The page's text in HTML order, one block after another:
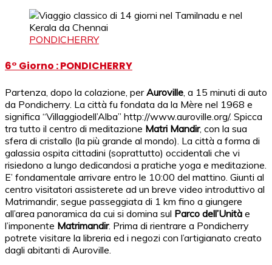
PONDICHERRY
6° Giorno : PONDICHERRY
Partenza, dopo la colazione, perAuroville, a 15 minuti di auto
da Pondicherry. La città fu fondata da la Mère nel 1968 e
significa “Villaggiodell’Alba” http://www.auroville.org/. Spicca
tra tutto il centro di meditazione Matri Mandir, con la sua
sfera di cristallo (la più grande al mondo). La città a forma di
galassia ospita cittadini (soprattutto) occidentali che vi
risiedono a lungo dedicandosi a pratiche yoga e meditazione.
E’ fondamentale arrivare entro le 10:00 del mattino. Giunti al
centro visitatori assisterete ad un breve video introduttivo al
Matrimandir, segue passeggiata di 1 km fino a giungere
all’area panoramica da cui si domina sul Parco dell’Unità e
l’imponente Matrimandir. Prima di rientrare a Pondicherry
potrete visitare la libreria ed i negozi con l’artigianato creato
dagli abitanti di Auroville.